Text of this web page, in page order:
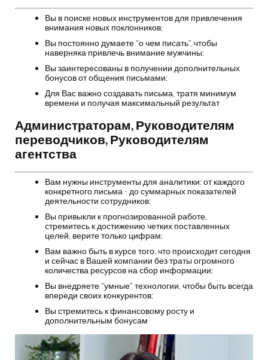
Вы в поиске новых инструментов для привлечения
внимания новых поклонников;
Вы постоянно думаете “о чем писать”, чтобы
наверняка привлечь внимание мужчины;
Вы заинтересованы в получении дополнительных
бонусов от общения письмами;
Для Вас важно создавать письма, тратя минимум
времени и получая максимальный результат
Администраторам, Руководителям
переводчиков, Руководителям
агентства
Вам нужны инструменты для аналитики: от каждого
конкретного письма - до суммарных показателей
деятельности сотрудников;
Вы привыкли к прогнозированной работе,
стремитесь к достижению четких поставленных
целей, верите только цифрам;
Вам важно быть в курсе того, что происходит сегодня
и сейчас в Вашей компании без траты огромного
количества ресурсов на сбор информации;
Вы внедряете “умные” технологии, чтобы быть всегда
впереди своих конкурентов;
Вы стремитесь к финансовому росту и
дополнительным бонусам